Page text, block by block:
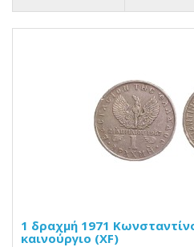
1 δραχμή 1971
καινούργιο (XF)